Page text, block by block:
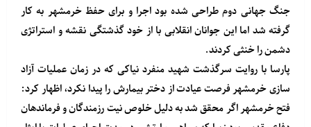
جنگ جهانی دوم طراحی شده بود اجرا و برای حفظ خرمشهر به کار
گرفته شد اما این جوانان انقلابی با از خود گذشتگی نقشه و استراتژی
دشمن را خنثی کردند.
پارسا با روایت سرگذشت شهید منفرد نیاکی که در زمان عملیات آزاد
سازی خرمشهر فرصت عیادت از دختر بیمارش را پیدا نکرد، اظهار کرد:
فتح خرمشهر اگر محقق شد به دلیل خلوص نیت رزمندگان و فرماندهان